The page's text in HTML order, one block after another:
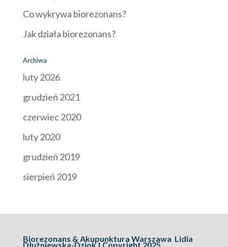
Co wykrywa biorezonans?
Jak działa biorezonans?
Archiwa
luty 2026
grudzień 2021
czerwiec 2020
luty 2020
grudzień 2019
sierpień 2019
Biorezonans & Akupunktura Warszawa Lidia
Dłużniewska-Dziok | Copyright 2025